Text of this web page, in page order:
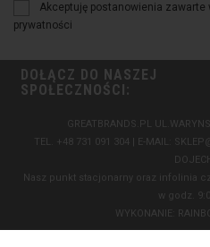
Akceptuję postanowienia
prywatności
DOŁĄCZ DO NASZEJ
SPOŁECZNOŚCI:
GREATBRANDS.PL
TEL.
+48 731 091 304 | E-MAIL:
Nasz punkt stacjonarny oraz infolinia
w godz.
WYKONANIE: